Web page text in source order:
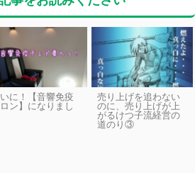
に！【音響免疫
ン】になりまし
売り上げを追わない
のに、売り上げが上
がるけつ子流経営の
道のり③